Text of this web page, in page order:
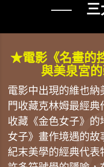
── 三
★電影《名畫的
與美泉宮
電影中出現的維也納
門收藏克林姆最經
收藏《金色女子》
女子》畫作境遇的故
紀末美學的經典代